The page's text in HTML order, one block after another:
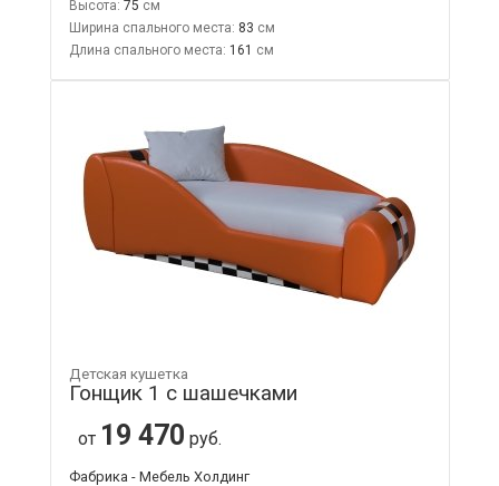
Высота: 75
Ширина спального места: 83
Длина спального места: 161
Детская кушетка
Гонщик 1 с шашечками
от 19 470 руб.
Фабрика - Мебель Холдинг